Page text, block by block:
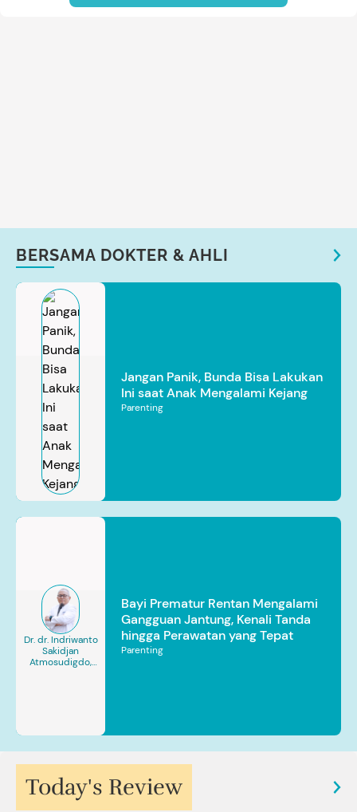
BERSAMA DOKTER & AHLI
Jangan Panik, Bunda Bisa Lakukan
Ini saat Anak Mengalami Kejang
Parenting
Dr. dr. Indriwanto
Sakidjan
Atmosudigdo,
Bayi Prematur Rentan Mengalami
Gangguan Jantung, Kenali Tanda
hingga Perawatan yang Tepat
Parenting
Today's Review